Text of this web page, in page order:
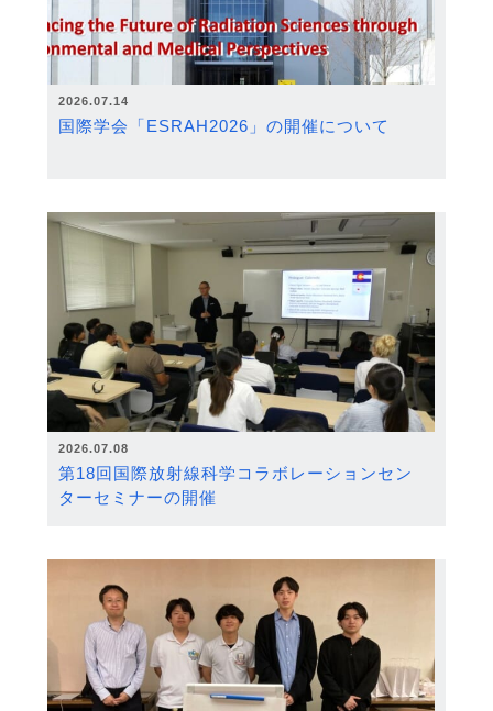
2026.07.14
国際学会「ESRAH2026」の開催について
2026.07.08
第18回国際放射線科学コラボレーションセン
ターセミナーの開催